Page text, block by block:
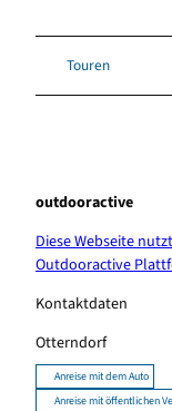
Touren
outdooractive
Diese Webseite
Outdooractive
Kontaktdaten
Otterndorf
Anreise mit dem Auto
Anreise mit öffentlichen